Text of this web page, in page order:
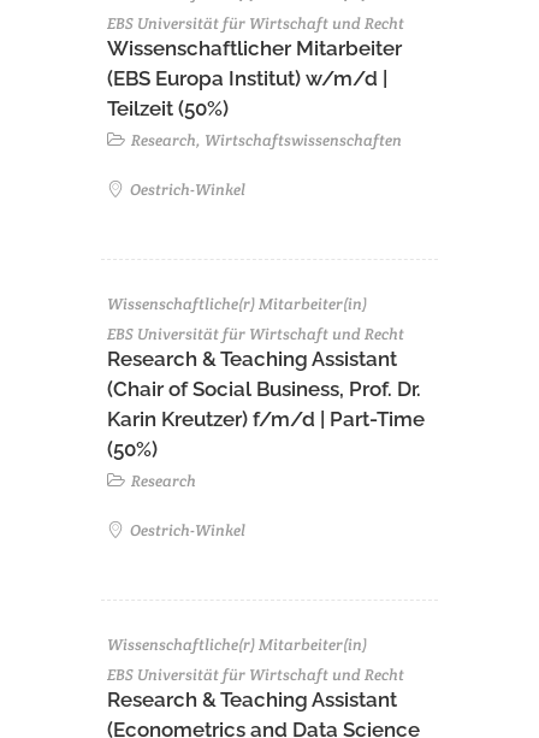
EBS Universität für Wirtschaft und Recht
Wissenschaftlicher Mitarbeiter
(EBS Europa Institut) w/m/d |
Teilzeit (50%)
Research, Wirtschaftswissenschaften
Oestrich-Winkel
Wissenschaftliche(r) Mitarbeiter(in)
EBS Universität für Wirtschaft und Recht
Research & Teaching Assistant
(Chair of Social Business, Prof. Dr.
Karin Kreutzer) f/m/d | Part-Time
(50%)
Research
Oestrich-Winkel
Wissenschaftliche(r) Mitarbeiter(in)
EBS Universität für Wirtschaft und Recht
Research & Teaching Assistant
(Econometrics and Data Science